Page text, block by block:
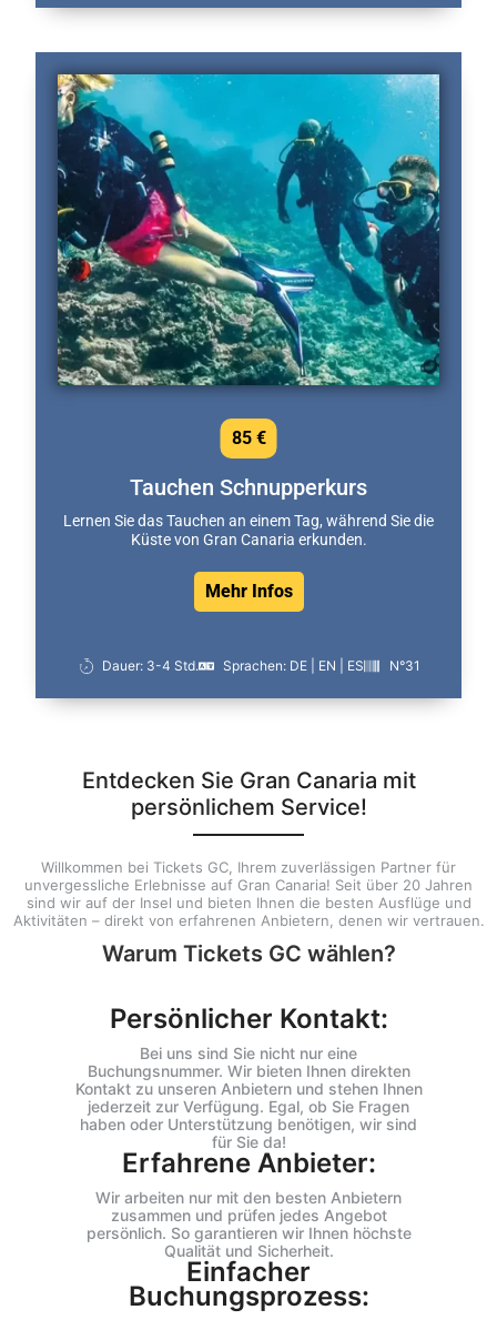
Tauchen Schnupperkurs
Lernen Sie das Tauchen an einem Tag, während Sie die
Küste von Gran Canaria erkunden.
Mehr Infos
85 €
Dauer: 3-4 Std. Sprachen: DE | EN | ES N°31
Entdecken Sie Gran Canaria mit
persönlichem Service!
Willkommen bei Tickets GC, Ihrem zuverlässigen Partner für
unvergessliche Erlebnisse auf Gran Canaria! Seit über 20 Jahren
sind wir auf der Insel und bieten Ihnen die besten Ausflüge und
Aktivitäten – direkt von erfahrenen Anbietern, denen wir vertrauen.
Warum Tickets GC wählen?
Persönlicher Kontakt:
Bei uns sind Sie nicht nur eine
Buchungsnummer. Wir bieten Ihnen direkten
Kontakt zu unseren Anbietern und stehen Ihnen
jederzeit zur Verfügung. Egal, ob Sie Fragen
haben oder Unterstützung benötigen, wir sind
für Sie da!
Erfahrene Anbieter:
Wir arbeiten nur mit den besten Anbietern
zusammen und prüfen jedes Angebot
persönlich. So garantieren wir Ihnen höchste
Qualität und Sicherheit.
Einfacher
Buchungsprozess: